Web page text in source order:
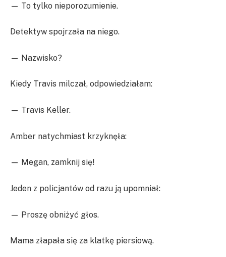
— To tylko nieporozumienie.
Detektyw spojrzała na niego.
— Nazwisko?
Kiedy Travis milczał, odpowiedziałam:
— Travis Keller.
Amber natychmiast krzyknęła:
— Megan, zamknij się!
Jeden z policjantów od razu ją upomniał:
— Proszę obniżyć głos.
Mama złapała się za klatkę piersiową.